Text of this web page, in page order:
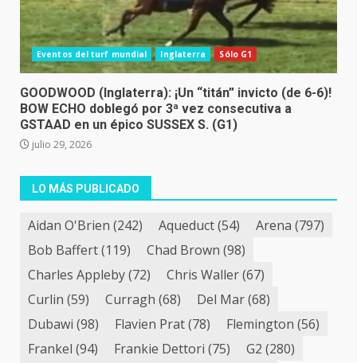
Eventos del turf mundial Inglaterra Sólo G1
GOODWOOD (Inglaterra): ¡Un “titán” invicto (de 6-6)!
BOW ECHO doblegó por 3ª vez consecutiva a
GSTAAD en un épico SUSSEX S. (G1)
julio 29, 2026
LO MÁS PUBLICADO
Aidan O'Brien (242) Aqueduct(54) Arena (797)
Bob Baffert(119) Chad Brown (98)
Charles Appleby(72) Chris Waller(67)
Curlin (59) Curragh (68) Del Mar(68)
Dubawi (98) Flavien Prat(78) Flemington (56)
Frankel (94) Frankie Dettori (75) G2 (280)